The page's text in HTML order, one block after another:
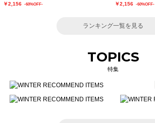
￥2,156 -60%OFF- ￥2,156 -60%OFF-
ランキング一覧を見る
TOPICS
特集